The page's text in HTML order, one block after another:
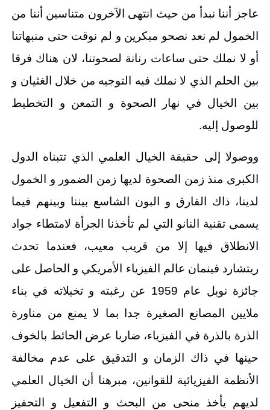
عاجز أننا نبدأ من حيث انتهى الآخرون متناسين أننا من
الخمول لم نعد نصحو مبكرين و لم نوقت حتى منبهاتنا
أو لا نملك حتى ساعات رنانة لصحوتنا، لان هناك فرقا
بين الحلم الذي لا نملك فيه التوجيه من خلال الغثيان و
بين الخيال في نهار الصحوة و التمعن و التخطيط
للوصول إليه.
ووصولا إلى حقيقة الخيال العلمي الذي تتبناه الدول
الكبرى منذ زمن الصحوة لديها زمن الضمور و الخمول
لدينا، ذاك الفارق و البون الشاسع بيننا وبينهم فيما
يسمى تقنية النانو التي لم تأخذنا الجرأة لامتطاء جواد
الانطلاق فيها إلا من قريب معيب، فعندما تحدث
ريتشارد فينمان عالم الفيزياء الأمريكي و الحاصل على
جائزة نوبل عام 1959 عن رغبته و تخيلاته في بناء
ملايين المصانع الصغيرة جدا بما لا يمنع من مناورة
الذرة بالذرة في الفيزياء، ضاربا عرض الحائط بالخوف
حينها في ذاك الزمان و التدقيق على عدم مخالفة
الأنظمة الفيزيائية للقوانين، مبرهنا أن الخيال العلمي
لديهم يأخذ منحى من البحث و التفعيل و التحفيز